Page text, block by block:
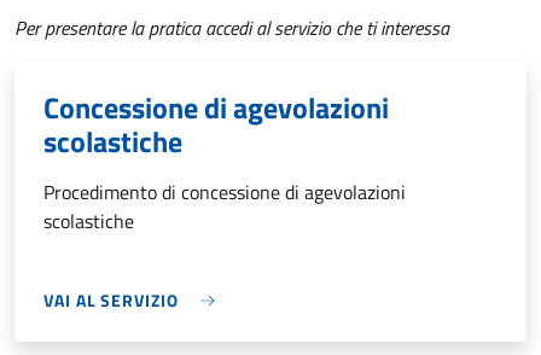
Per presentare la pratica accedi al servizio che ti interessa
Concessione di agevolazioni
scolastiche
Procedimento di concessione di agevolazioni
scolastiche
VAI AL SERVIZIO